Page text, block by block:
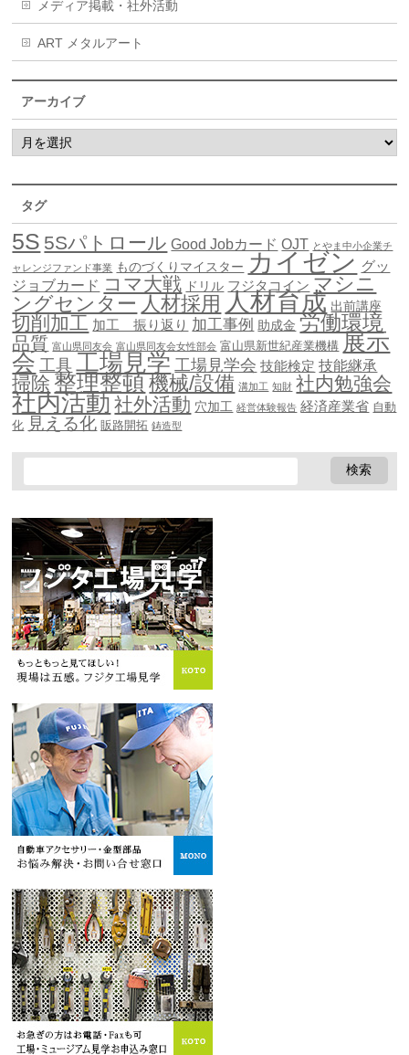
メディア掲載・社外活動
ART メタルアート
アーカイブ
タグ
5S 5Sパトロール Good Jobカード OJT とやま中小企業チ
ャレンジファンド事業 ものづくりマイスター カイゼン グッ
ジョブカード コマ大戦 ドリル フジタコイン マシニ
ングセンター 人材採用 人材育成 出前講座
切削加工 加工 振り返り 加工事例 助成金 労働環境
品質 富山県同友会 富山県同友会女性部会 富山県新世紀産業機構 展示
会 工具 工場見学 工場見学会 技能検定 技能継承
掃除 整理整頓機械/設備 溝加工 知財 社内勉強会
社内活動社外活動 穴加工 経営体験報告 経済産業省 自動
化 見える化 販路開拓 鋳造型